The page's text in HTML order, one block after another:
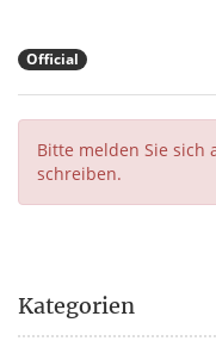
Official
Bitte melden Sie sich
schreiben.
Kategorien